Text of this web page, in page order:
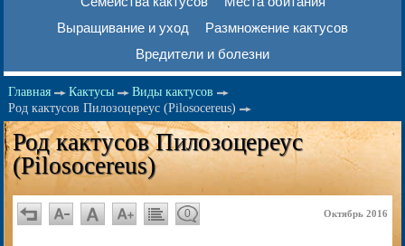
Выращивание и уход
Размножение кактусов
Вредители и болезни
Главная Кактусы
Виды кактусов
Род кактусов Пилозоцереус (Pilosocereus)
Род кактусов Пилозоцереус
(Pilosocereus)
0 Октябрь 2016